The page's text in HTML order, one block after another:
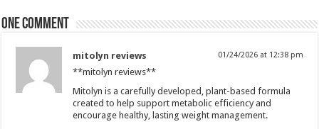
One comment
mitolyn reviews 01/24/2026 at 12:38 pm
**mitolyn reviews**
Mitolyn is a carefully developed, plant-based formula
created to help support metabolic efficiency and
encourage healthy, lasting weight management.